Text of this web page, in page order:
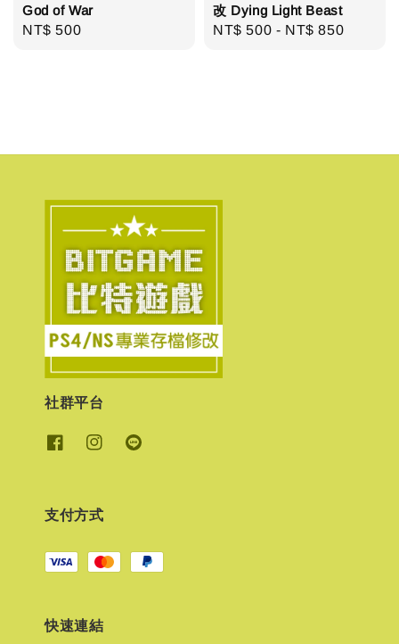
God of War
Regular
NT$ 500
改 Dying Light Beast
Regular
NT$ 500 - NT$ 850
社群平台
支付方式
快速連結